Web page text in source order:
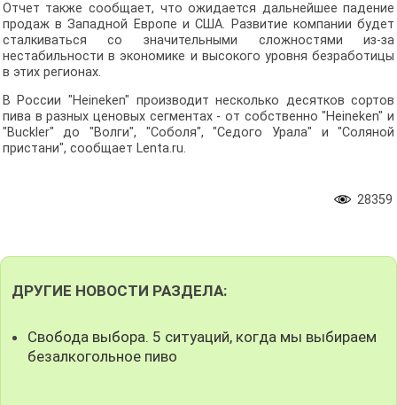
Отчет также сообщает, что ожидается дальнейшее падение
продаж в Западной Европе и США. Развитие компании будет
сталкиваться со значительными сложностями из-за
нестабильности в экономике и высокого уровня безработицы
в этих регионах.
В России "Heineken" производит несколько десятков сортов
пива в разных ценовых сегментах - от собственно "Heineken" и
"Buckler" до "Волги", "Соболя", "Седого Урала" и "Соляной
пристани", сообщает Lenta.ru.
28359
ДРУГИЕ НОВОСТИ РАЗДЕЛА:
Свобода выбора. 5 ситуаций, когда мы выбираем
безалкогольное пиво